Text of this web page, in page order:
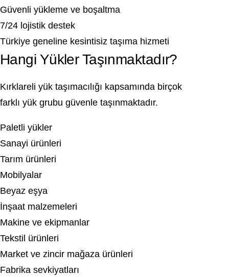
Güvenli yükleme ve boşaltma
7/24 lojistik destek
Türkiye geneline kesintisiz taşıma hizmeti
Hangi Yükler Taşınmaktadır?
Kırklareli yük taşımacılığı kapsamında birçok
farklı yük grubu güvenle taşınmaktadır.
Paletli yükler
Sanayi ürünleri
Tarım ürünleri
Mobilyalar
Beyaz eşya
İnşaat malzemeleri
Makine ve ekipmanlar
Tekstil ürünleri
Market ve zincir mağaza ürünleri
Fabrika sevkiyatları